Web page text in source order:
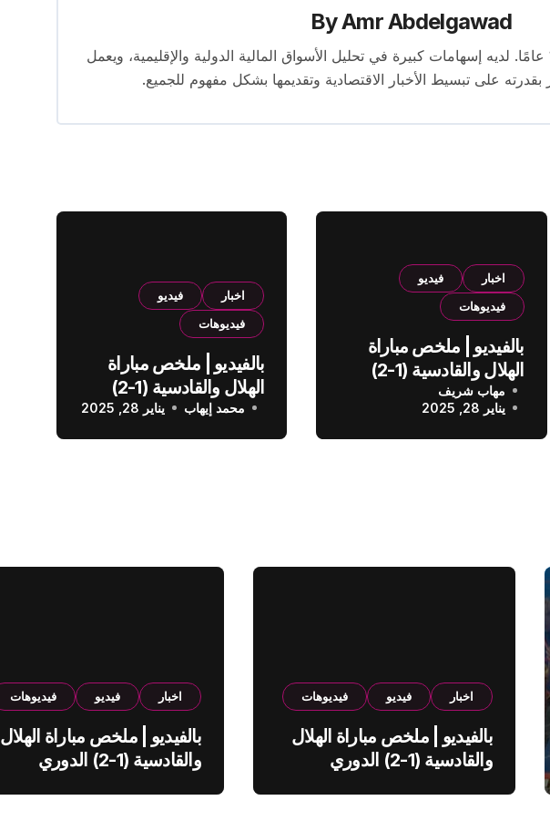
ByAmr Abdelgawad
محرر اقتصادي بخبرة تتجاوز 14 عامًا. لديه إسهامات كبيرة في تحليل الأسواق المالية الدولية والإقليمية، ويعمل
بقدرته على تبسيط الأخبار الاقتصادية وتقديمها بشكل مفهوم للجميع.
اخبار
فيديو
فيديوهات
بالفيديو | ملخص مباراة
الهلال والقادسية (1-2)
الدوري السعودي
مهاب شريف
يناير 28, 2025
اخبار
فيديو
فيديوهات
بالفيديو | ملخص مباراة
الهلال والقادسية (1-2)
الدوري السعودي
محمد إيهاب يناير 28, 2025
اخبار فيديو فيديوهات
بالفيديو | ملخص مباراة الهلال
والقادسية (1-2) الدوري
اخبار فيديو فيديوهات
بالفيديو | ملخص مباراة الهلال
والقادسية (1-2) الدوري